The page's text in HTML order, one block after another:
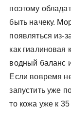
поэтому
быть начеку.
появляться из-
как гиалиновая
водный баланс
Если вовремя
запустить уже
то кожа уже к